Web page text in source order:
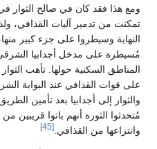
ومع هذا فقد كان في صالح الثوار في
تمكنت من تدمير آليات القذافي،
النهاية وسيطروا على جزء كبير
مُسيطرة على مدخل أجدابيا
المناطق السكنية حولها. تأهب
على قوات القذافي عند البوابة
والثوار إلى أجدابيا بعد تأمين
مُتحدثوا الثورة أنهم باتوا قريبين
وانتزاعها من القذافي. [45]